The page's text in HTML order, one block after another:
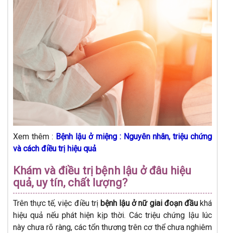
Xem thêm : Bệnh lậu ở miệng : Nguyên nhân, triệu chứng
và cách điều trị hiệu quả
Khám và điều trị bệnh lậu ở đâu hiệu
quả, uy tín, chất lượng?
Trên thực tế, việc điều trị bệnh lậu ở nữ giai đoạn đầu khá
hiệu quả nếu phát hiện kịp thời. Các triệu chứng lậu lúc
này chưa rõ ràng, các tổn thương trên cơ thể chưa nghiêm